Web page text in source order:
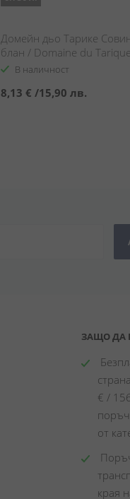
Домейн дьо Тарике
блан / Domaine du
Sauvignon blanc
В наличност
8,13 € /15,90 лв.
ЗАЩО ДА
€ /
от
края